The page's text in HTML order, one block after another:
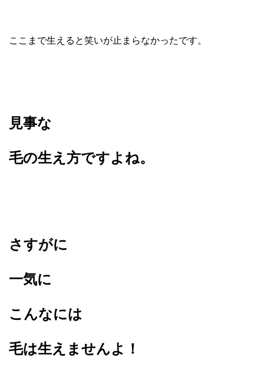
ここまで生えると笑いが止まらなかったです。
見事な
毛の生え方ですよね。
さすがに
一気に
こんなには
毛は生えませんよ！